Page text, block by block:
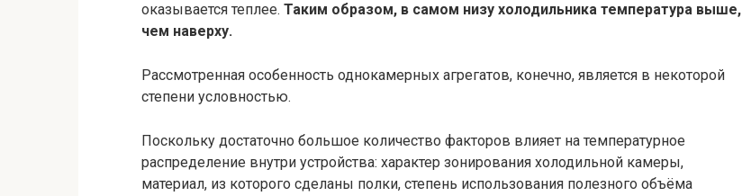
оказывается теплее. Таким образом, в самом низу холодильника температура выше,
чем наверху.
Рассмотренная особенность однокамерных агрегатов, конечно, является в некоторой
степени условностью.
Поскольку достаточно большое количество факторов влияет на температурное
распределение внутри устройства: характер зонирования холодильной камеры,
материал, из которого сделаны полки, степень использования полезного объёма